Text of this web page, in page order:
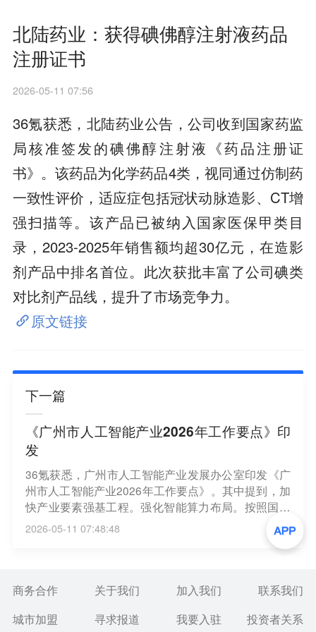
北陆药业：获得碘佛醇注射液药品
注册证书
2026-05-11 07:56
36氪获悉，北陆药业公告，公司收到国家药监
局核准签发的碘佛醇注射液《药品注册证
书》。该药品为化学药品4类，视同通过仿制药
一致性评价，适应症包括冠状动脉造影、CT增
强扫描等。该产品已被纳入国家医保甲类目
录，2023-2025年销售额均超30亿元，在造影
剂产品中排名首位。此次获批丰富了公司碘类
对比剂产品线，提升了市场竞争力。
原文链接
下一篇
《广州市人工智能产业2026年工作要点》印
发
36氪获悉，广州市人工智能产业发展办公室印发《广
州市人工智能产业2026年工作要点》。其中提到，加
快产业要素强基工程。强化智能算力布局。按照国家
及省政策要求，规范“城市数据中心+园区算力中心”阶
梯式发展规划布局，优化算力项目建设标准。强化数
据要素供给。健全数据流通交易机制，深化公共数据
空间，促进数据资源开放共享，推动多方数据融合应
等多模态高质量数据集。
2026-05-11 07:48:48
商务合作 关于我们 加入我们
联系我们
城市加盟
寻求报道 我要入驻 投资者关系